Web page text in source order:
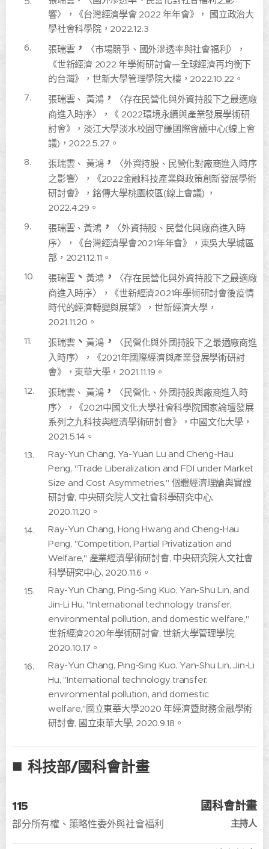
響〉，《台灣經濟學會 2022 年年會》， 國立政治大
學社會科學院，2022.12.3
張瑞雲，
〈市場競爭、國外滲透率與社會福利〉，
《世新經濟 2022 年學術研討會—全球經濟再均衡下
的台灣》，世新大學管理學院大樓，2022.10.22。
張瑞雲、 黃鴻，
〈存在民營化與外資持股下之最適廠
商進入時序〉，《 2022環境永續與產業發展學術研
討會》，淡江大學淡水校園守謙國際會議中心(線上會
議)，2022.5.27。
張瑞雲、 黃鴻，
〈外資持股、民營化對廠商進入時序
之影響〉，《2022金融科技產業與政策創新發展學術
研討會》，銘傳大學桃園校區(線上會議) ，
2022.4.29。
張瑞雲、黃鴻，
〈外資持股、民營化與廠商進入時
序〉，《台灣經濟學會2021年年會》，東吳大學城區
部，2021.12.11。
張瑞雲、黃鴻，
〈存在民營化與外資持股下之最適廠
商進入時序〉，《世新經濟2021年學術研討會後疫情
時代的經濟轉變與展望》，世新經濟大學，
2021.11.20。
張瑞雲、黃鴻，
〈民營化與外國持股下之最適廠商進
入時序〉，《2021年國際經濟與產業發展學術研討
會》，東華大學，2021.11.19。
張瑞雲、 黃鴻，
〈民營化、外國持股與廠商進入時
序〉，《2021中國文化大學社會科學院國家論壇發展
系列之九科技與經濟學術研討會》，中國文化大學，
2021.5.14。
Ray-Yun Chang, Ya-Yuan Lu and Cheng-Hau
Peng, "Trade Liberalization and FDI under Market
Size and Cost Asymmetries," 個體經濟理論與實證
研討會, 中央研究院人文社會科學研究中心,
2020.11.20。
Ray-Yun Chang, Hong Hwang and Cheng-Hau
Peng, "Competition, Partial Privatization and
Welfare," 產業經濟學術研討會, 中央研究院人文社會
科學研究中心, 2020.11.6。
Ray-Yun Chang, Ping-Sing Kuo, Yan-Shu Lin, and
Jin-Li Hu, "International technology transfer,
environmental pollution, and domestic welfare,"
世新經濟2020年學術研討會, 世新大學管理學院,
2020.10.17。
Ray-Yun Chang, Ping-Sing Kuo, Yan-Shu Lin, Jin-Li
Hu, "International technology transfer,
environmental pollution, and domestic
welfare,"國立東華大學2020 年經濟暨財務金融學術
研討會, 國立東華大學, 2020.9.18。
■ 科技部/國科會計畫
115
部分所有權、策略性委外與社會福利
國科會計畫
主持人